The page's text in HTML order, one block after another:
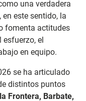
una verdadera
este sentido, la
fomenta actitudes
el
en equipo.
se ha articulado
distintos puntos
Frontera, Barbate,